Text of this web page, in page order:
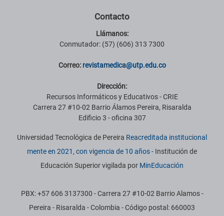
Contacto
Llámanos:
Conmutador: (57) (606) 313 7300
Correo: revistamedica@utp.edu.co
Dirección:
Recursos Informáticos y Educativos - CRIE
Carrera 27 #10-02 Barrio Álamos Pereira, Risaralda
Edificio 3 - oficina 307
Universidad Tecnológica de Pereira Reacreditada institucional
mente en 2021, con vigencia de 10 años- Institución de
Educación Superior vigilada por MinEducación
PBX: +57 606 3137300 - Carrera 27 #10-02 Barrio Alamos -
Pereira - Risaralda - Colombia - Código postal: 660003